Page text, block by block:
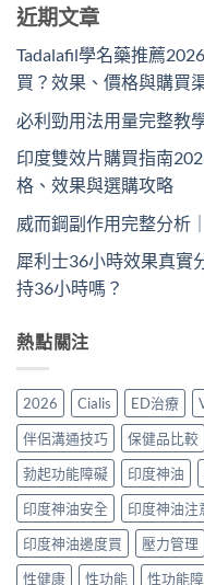
近期文章
Tadalafil學名藥推薦
買？效果、價格與購買
必利勁用法用量完整教
印度雙效片購買指南
格、效果與選購攻略
威而鋼副作用完整分析
犀利士36小時效果真實
持36小時嗎？
熱點關注
2026 Cialis ED治療
伴侶溝通技巧
保健品比較
勃起功能障礙
印度神油
印度神油安全
印度神油注
印度神油邊度買
壓力管理
性健康
性功能 性功能